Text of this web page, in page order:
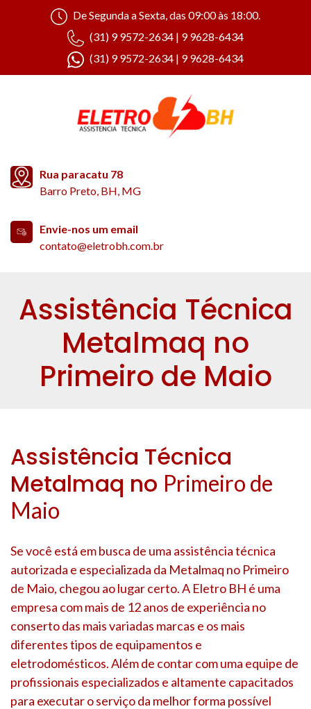
De Segunda a Sexta, das 09:00 às 18:00.
(31) 9 9572-2634 | 9 9628-6434
(31) 9 9572-2634 | 9 9628-6434
Rua paracatu 78
Barro Preto, BH, MG
Envie-nos um email
contato@eletrobh.com.br
Assistência Técnica
Metalmaq no
Primeiro de Maio
Assistência Técnica
Metalmaq no Primeiro de
Maio
Se você está em busca de uma assistência técnica
autorizada e especializada da Metalmaq no Primeiro
de Maio, chegou ao lugar certo. A Eletro BH é uma
empresa com mais de 12 anos de experiência no
conserto das mais variadas marcas e os mais
diferentes tipos de equipamentos e
eletrodomésticos. Além de contar com uma equipe de
profissionais especializados e altamente capacitados
para executar o serviço da melhor forma possível